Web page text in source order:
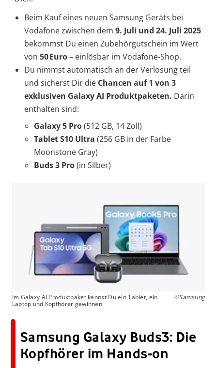
Beim Kauf eines neuen Samsung Geräts bei
Vodafone zwischen dem 9. Juli und 24. Juli 2025
bekommst Du einen Zubehörgutschein im Wert
von 50Euro– einlösbar im Vodafone-Shop.
Du nimmst automatisch an der Verlosung teil
und sicherst Dir die Chancen auf 1 von 3
exklusiven Galaxy AI Produktpaketen. Darin
enthalten sind:
Galaxy 5 Pro(512 GB, 14 Zoll)
Tablet S10 Ultra (256 GB in der Farbe
Moonstone Gray)
Buds 3 Pro(in Silber)
Im Galaxy AI Produktpaket kannst Du ein Tablet, ein
Laptop und Kopfhörer gewinnen.
©Samsung
Samsung Galaxy Buds3: Die
Kopfhörer im Hands-on